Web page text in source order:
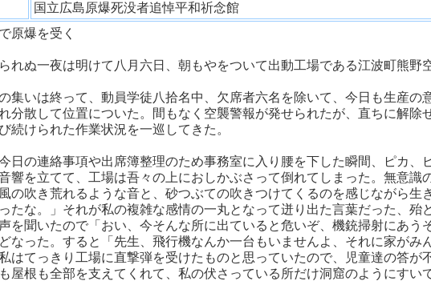
国立広島原爆死没者追悼平和祈念館
原爆を受く
れぬ一夜は明けて八月六日、朝もやをついて出動工場である江波町熊野
集いは終って、動員学徒八拾名中、欠席者六名を除いて、今日も生産の
分散して位置についた。間もなく空襲警報が発せられたが、直ちに解除
続けられた作業状況を一巡してきた。
日の連絡事項や出席簿整理のため事務室に入り腰を下した瞬間、ピカ、
響を立てて、工場は吾々の上におしかぶさって倒れてしまった。無意識
の吹き荒れるような音と、砂つぶての吹きつけてくるのを感じながら生
たな。」それが私の複雑な感情の一丸となって迸り出た言葉だった、殆
を聞いたので「おい、今そんな所に出ていると危いぞ、機銃掃射にあう
なった。すると「先生、飛行機なんか一台もいませんよ、それに家がみ
はてっきり工場に直撃弾を受けたものと思っていたので、児童達の答が
屋根も全部を支えてくれて、私の伏さっている所だけ洞窟のようにすい